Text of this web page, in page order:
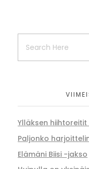
Ylläksen
Paljonko
Elämäni Biisi -jakso